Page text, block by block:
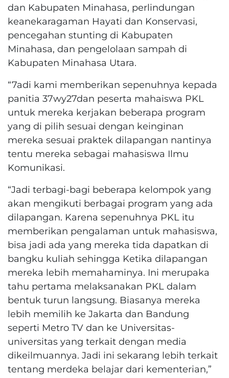
dan Kabupaten Minahasa, perlindungan
keanekaragaman Hayati dan Konservasi,
pencegahan stunting di Kabupaten
Minahasa, dan pengelolaan sampah di
Kabupaten Minahasa Utara.
“7adi kami memberikan sepenuhnya kepada
panitia 37wy27dan peserta mahaiswa PKL
untuk mereka kerjakan beberapa program
yang di pilih sesuai dengan keinginan
mereka sesuai praktek dilapangan nantinya
tentu mereka sebagai mahasiswa Ilmu
Komunikasi.
“Jadi terbagi-bagi beberapa kelompok yang
akan mengikuti berbagai program yang ada
dilapangan. Karena sepenuhnya PKL itu
memberikan pengalaman untuk mahasiswa,
bisa jadi ada yang mereka tida dapatkan di
bangku kuliah sehingga Ketika dilapangan
mereka lebih memahaminya. Ini merupaka
tahu pertama melaksanakan PKL dalam
bentuk turun langsung. Biasanya mereka
lebih memilih ke Jakarta dan Bandung
seperti Metro TV dan ke Universitas-
universitas yang terkait dengan media
dikeilmuannya. Jadi ini sekarang lebih terkait
tentang merdeka belajar dari kementerian,”